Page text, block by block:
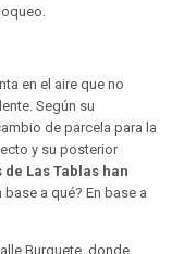
en el aire que no
Según su
de parcela para la
y su posterior
de Las Tablas han
base a qué? En base a
Burguete, donde